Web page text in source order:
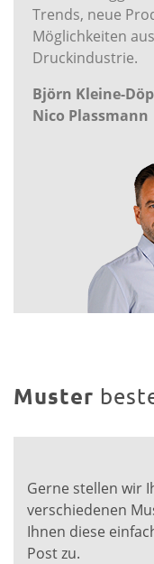
Trends, neue
Möglichkeiten
Druckindustrie.
Björn Kleine-
Nico Plassmann
Muster
Gerne stellen wir
verschiedenen
Ihnen diese
Post zu.